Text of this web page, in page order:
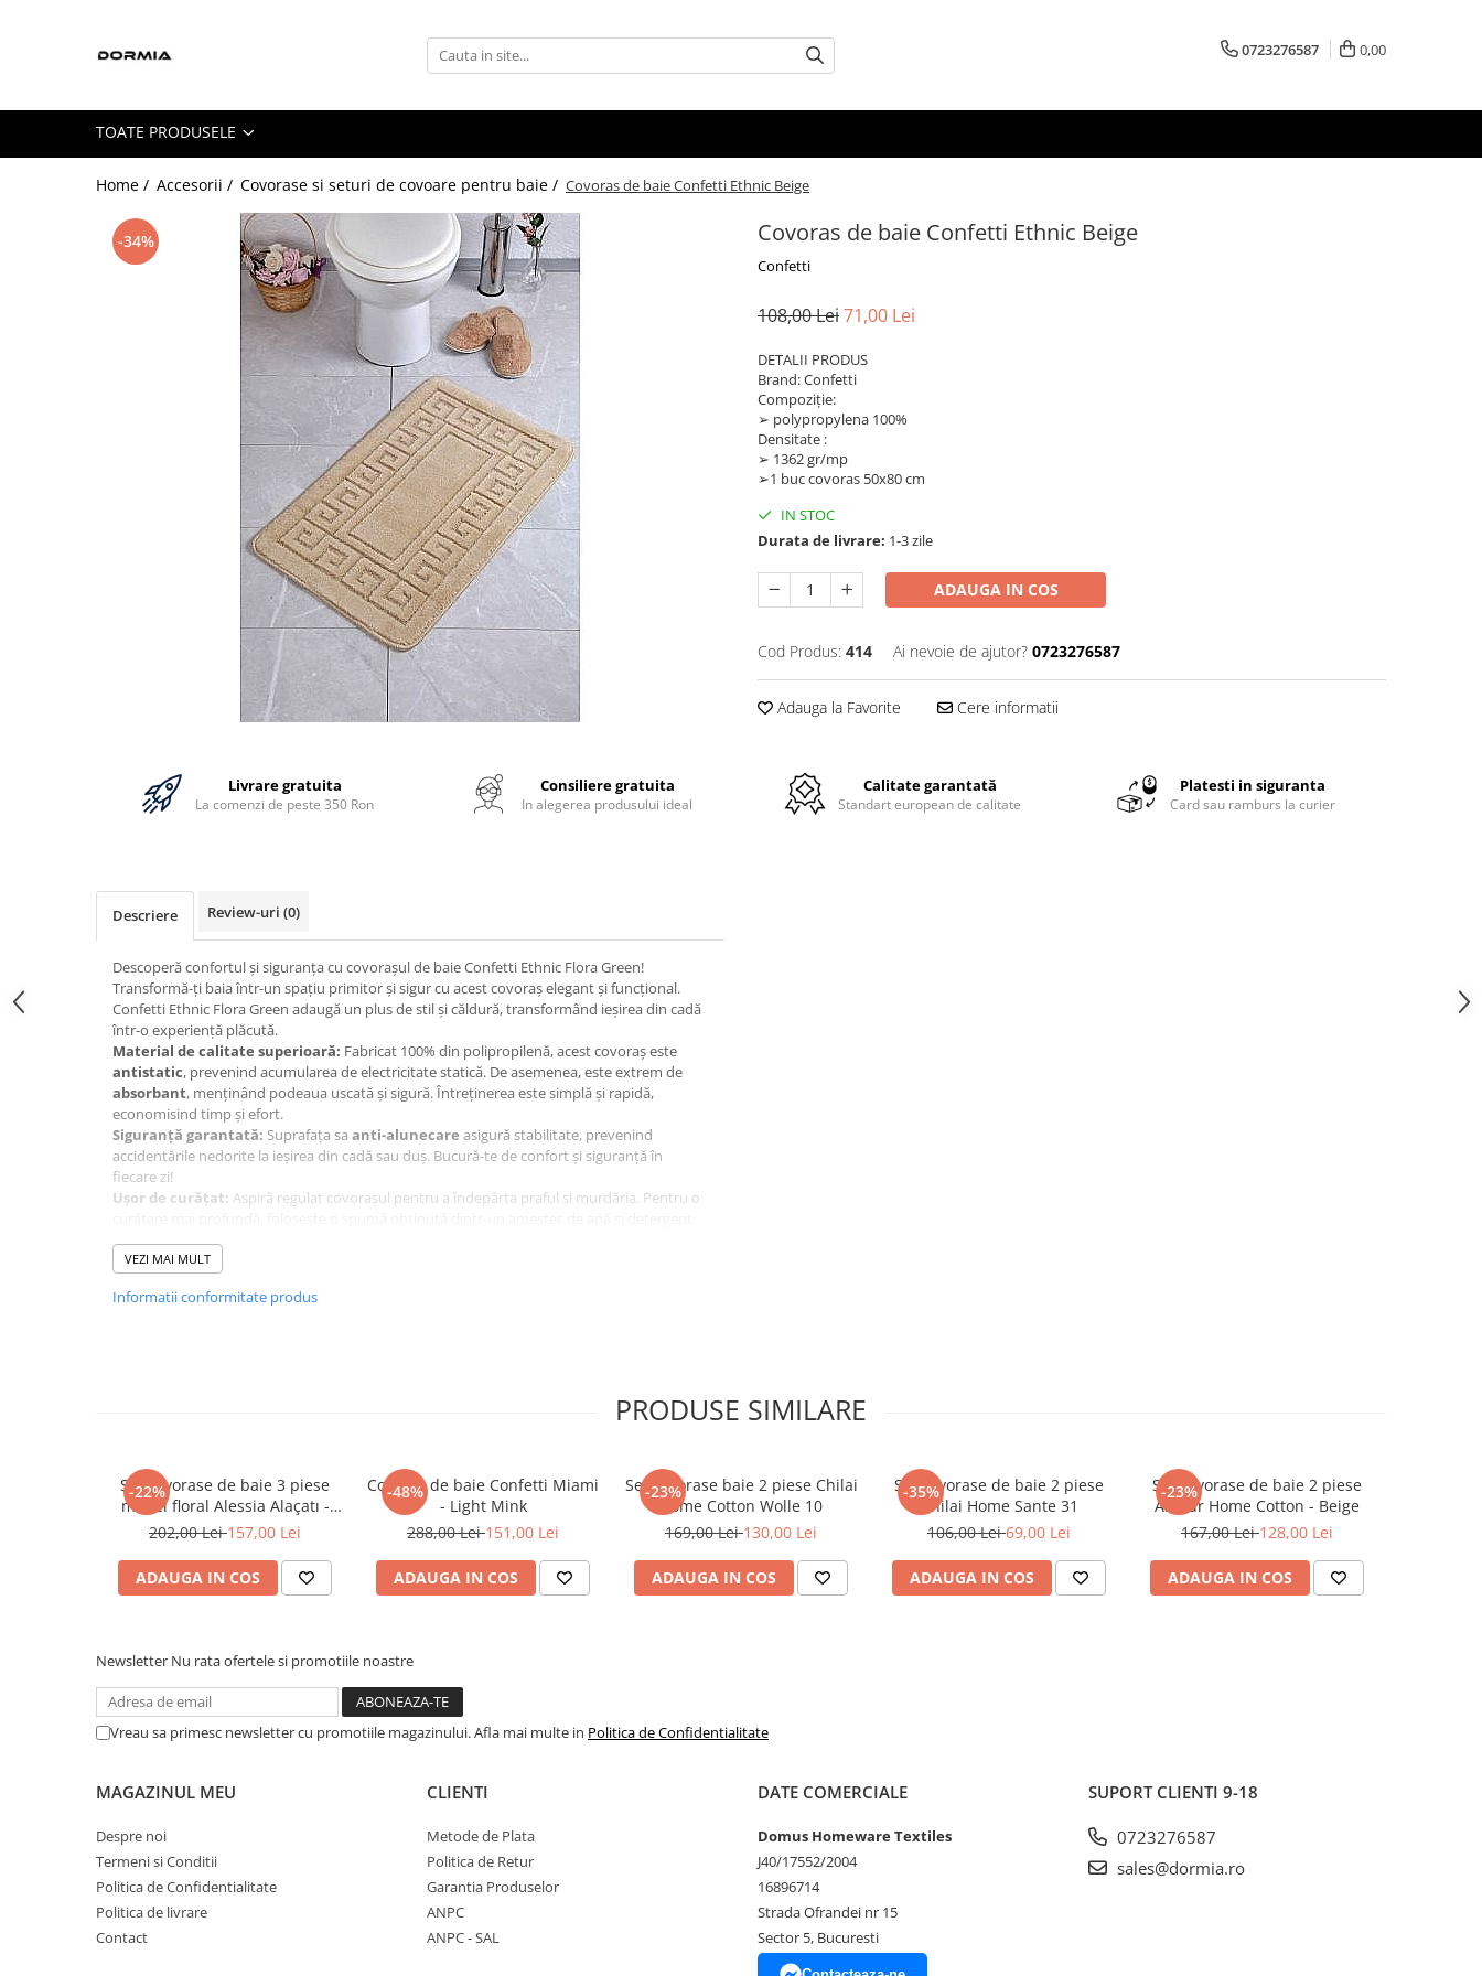
Lenjerii de pat bumbac satinat
Lenjerii de pat din bumbac
Lenjerii de pat fibra de bambus
Lenjerii de pat tesatura Jacquard
0723276587 0,00
TOATE PRODUSELE
Home / Accesorii / Covorase si seturi de covoare pentru baie / Covoras de baie Confetti Ethnic Beige
Covoras de baie Confetti Ethnic Beige
Confetti
-34%
108,00 Lei71,00 Lei
DETALII PRODUS
Brand: Confetti
Compoziție:
➢ polypropylena 100%
Densitate :
➢ 1362 gr/mp
➢1 buc covoras 50x80 cm
IN STOC
Durata de livrare: 1-3 zile
ADAUGA IN COS
Cod Produs: 414 Ai nevoie de ajutor? 0723276587
Adauga la Favorite Cere informatii
Livrare gratuita
La comenzi de peste 350 Ron
Consiliere gratuita
In alegerea produsului ideal
Calitate garantată
Standart european de calitate
Platesti in siguranta
Card sau ramburs la curier
Descriere Review-uri (0)
Descoperă confortul și siguranța cu covorașul de baie Confetti Ethnic Flora Green!
Transformă-ți baia într-un spațiu primitor și sigur cu acest covoraș elegant și funcțional.
Confetti Ethnic Flora Green adaugă un plus de stil și căldură, transformând ieșirea din cadă
într-o experiență plăcută.
Material de calitate superioară: Fabricat 100% din polipropilenă, acest covoraș este
antistatic, prevenind acumularea de electricitate statică. De asemenea, este extrem de
absorbant, menținând podeaua uscată și sigură. Întreținerea este simplă și rapidă,
economisind timp și efort.
Siguranță garantată: Suprafața sa anti-alunecare asigură stabilitate, prevenind
accidentările nedorite la ieșirea din cadă sau duș. Bucură-te de confort și siguranță în
fiecare zi!
Ușor de curățat: Aspiră regulat covorașul pentru a îndepărta praful și murdăria. Pentru o
delicat. Evită folosirea înălbitorilor și expunerea directă la soare după curățare. Nu este
recomandată călcarea.
*Îmbunătățește climatul interior:
prezentare, iar intensitatea culorilor poate varia ușor. De asemenea, specificațiile pot fi
modificate de către producător fără preaviz sau pot conține erori de operare.
*Material:100% Polipropilenă *Proprietăți:Antistatic, absorbant, anti-alunecare *
Întreținere:Ușoară, aspirare regulată, curățare cu spumă * Beneficii:
Îmbunătățește
VEZI MAI MULT
Informatii conformitate produs
PRODUSE SIMILARE
-22%
Set covorase de baie 3 piese
model floral Alessia Alaçatı -
Brown
202,00 Lei157,00 Lei
ADAUGA IN COS
-48%
Covoras de baie Confetti Miami
- Light Mink
288,00 Lei151,00 Lei
ADAUGA IN COS
-23%
Set covorase baie 2 piese Chilai
Home Cotton Wolle 10
169,00 Lei130,00 Lei
ADAUGA IN COS
-35%
Set covorase de baie 2 piese
Chilai Home Sante 31
106,00 Lei69,00 Lei
ADAUGA IN COS
-23%
Set covorase de baie 2 piese
Alanur Home Cotton - Beige
167,00 Lei128,00 Lei
ADAUGA IN COS
Newsletter Nu rata ofertele si promotiile noastre
Vreau sa primesc newsletter cu promotiile magazinului. Afla mai multe in Politica de Confidentialitate
MAGAZINUL MEU
Despre noi
Termeni si Conditii
Politica de Confidentialitate
Politica de livrare
Contact
CLIENTI
Metode de Plata
Politica de Retur
Garantia Produselor
ANPC
ANPC - SAL
DATE COMERCIALE
Domus Homeware Textiles
J40/17552/2004
16896714
Strada Ofrandei nr 15
Sector 5, Bucuresti
SUPORT CLIENTI 9-18
0723276587
sales@dormia.ro